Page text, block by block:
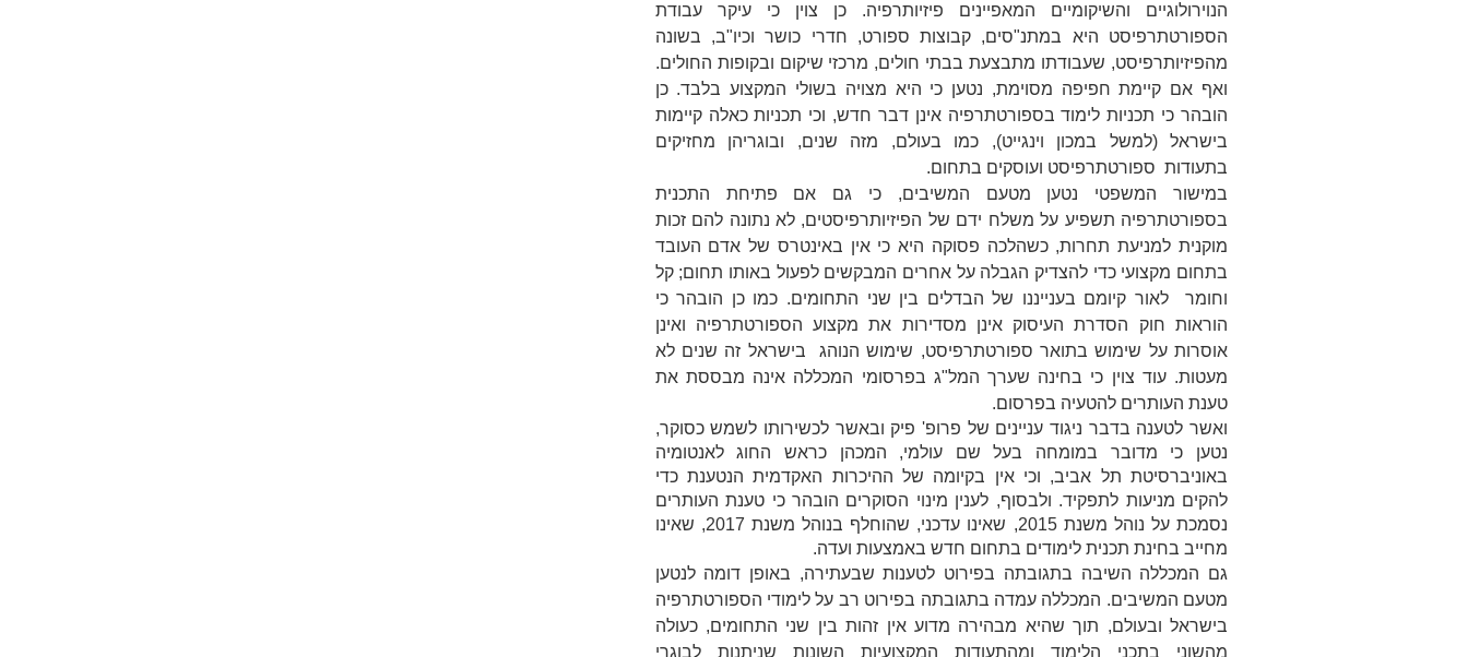
הנוירולוגיים והשיקומיים המאפיינים פיזיותרפיה. כן צוין כי עיקר עבודת
הספורטתרפיסט היא במתנ"סים, קבוצות ספורט, חדרי כושר וכיו"ב, בשונה
מהפיזיותרפיסט, שעבודתו מתבצעת בבתי חולים, מרכזי שיקום ובקופות החולים.
ואף אם קיימת חפיפה מסוימת, נטען כי היא מצויה בשולי המקצוע בלבד. כן
הובהר כי תכניות לימוד בספורטתרפיה אינן דבר חדש, וכי תכניות כאלה קיימות
בישראל (למשל במכון וינגייט), כמו בעולם, מזה שנים, ובוגריהן מחזיקים
בתעודות ספורטתרפיסט ועוסקים בתחום.
במישור המשפטי נטען מטעם המשיבים, כי גם אם פתיחת התכנית
בספורטתרפיה תשפיע על משלח ידם של הפיזיותרפיסטים, לא נתונה להם זכות
מוקנית למניעת תחרות, כשהלכה פסוקה היא כי אין באינטרס של אדם העובד
בתחום מקצועי כדי להצדיק הגבלה על אחרים המבקשים לפעול באותו תחום; קל
וחומר לאור קיומם בענייננו של הבדלים בין שני התחומים. כמו כן הובהר כי
הוראות חוק הסדרת העיסוק אינן מסדירות את מקצוע הספורטתרפיה ואינן
אוסרות על שימוש בתואר ספורטתרפיסט, שימוש הנוהג בישראל זה שנים לא
מעטות. עוד צוין כי בחינה שערך המל"ג בפרסומי המכללה אינה מבססת את
טענת העותרים להטעיה בפרסום.
ואשר לטענה בדבר ניגוד עניינים של פרופ' פיק ובאשר לכשירותו לשמש כסוקר,
נטען כי מדובר במומחה בעל שם עולמי, המכהן כראש החוג לאנטומיה
באוניברסיטת תל אביב, וכי אין בקיומה של ההיכרות האקדמית הנטענת כדי
להקים מניעות לתפקיד. ולבסוף, לענין מינוי הסוקרים הובהר כי טענת העותרים
נסמכת על נוהל משנת 2015, שאינו עדכני, שהוחלף בנוהל משנת 2017, שאינו
מחייב בחינת תכנית לימודים בתחום חדש באמצעות ועדה.
גם המכללה השיבה בתגובתה בפירוט לטענות שבעתירה, באופן דומה לנטען
מטעם המשיבים. המכללה עמדה בתגובתה בפירוט רב על לימודי הספורטתרפיה
בישראל ובעולם, תוך שהיא מבהירה מדוע אין זהות בין שני התחומים, כעולה
מהשוני בתכני הלימוד ומהתעודות המקצועיות השונות שניתנות לבוגרי